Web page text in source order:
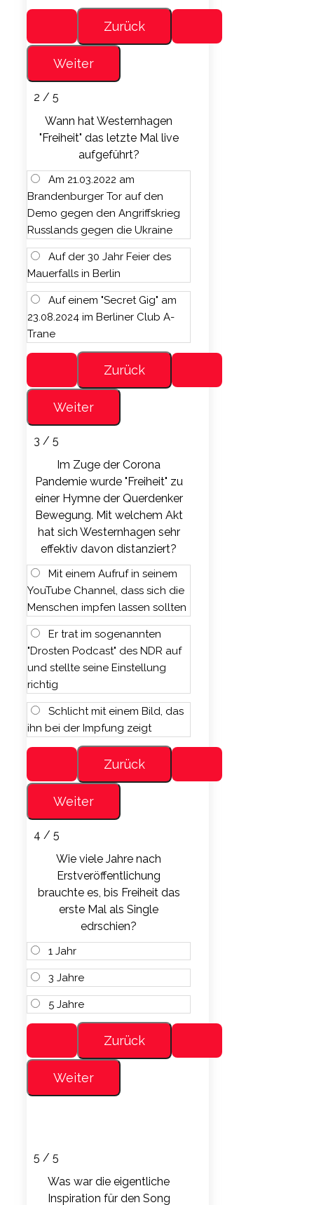
2 / 5
Wann hat Westernhagen
"Freiheit" das letzte Mal live
aufgeführt?
Am 21.03.2022 am
Brandenburger Tor auf den
Demo gegen den Angriffskrieg
Russlands gegen die Ukraine
Auf der 30 Jahr Feier des
Mauerfalls in Berlin
Auf einem "Secret Gig" am
23.08.2024 im Berliner Club A-
Trane
3 / 5
Im Zuge der Corona
Pandemie wurde "Freiheit" zu
einer Hymne der Querdenker
Bewegung. Mit welchem Akt
hat sich Westernhagen sehr
effektiv davon distanziert?
Mit einem Aufruf in seinem
YouTube Channel, dass sich die
Menschen impfen lassen sollten
Er trat im sogenannten
"Drosten Podcast" des NDR auf
und stellte seine Einstellung
richtig
Schlicht mit einem Bild, das
ihn bei der Impfung zeigt
4 / 5
Wie viele Jahre nach
Erstveröffentlichung
brauchte es, bis Freiheit das
erste Mal als Single
edrschien?
1 Jahr
3 Jahre
5 Jahre
5 / 5
Was war die eigentliche
Inspiration für den Song